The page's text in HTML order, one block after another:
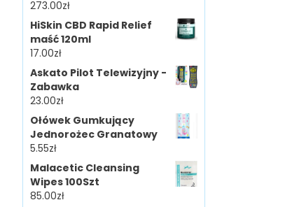
273.00zł
HiSkin CBD Rapid Relief
maść 120ml
17.00zł
Askato Pilot Telewizyjny -
Zabawka
23.00zł
Ołówek Gumkujący
Jednorożec Granatowy
5.55zł
Malacetic Cleansing
Wipes 100Szt
85.00zł